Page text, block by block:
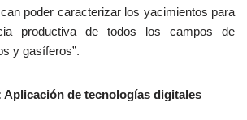
poder caracterizar los yacimientos para
productiva de todos los campos de
y gasíferos”.
Aplicación de tecnologías digitales